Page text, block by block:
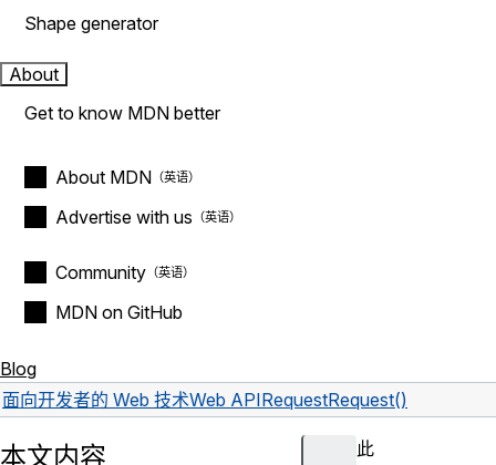
Shape generator
About
Get to know MDN better
About MDN
Advertise with us
Community
MDN on GitHub
Blog
面向开发者的 Web 技术Web APIRequestRequest()
此
本文内容